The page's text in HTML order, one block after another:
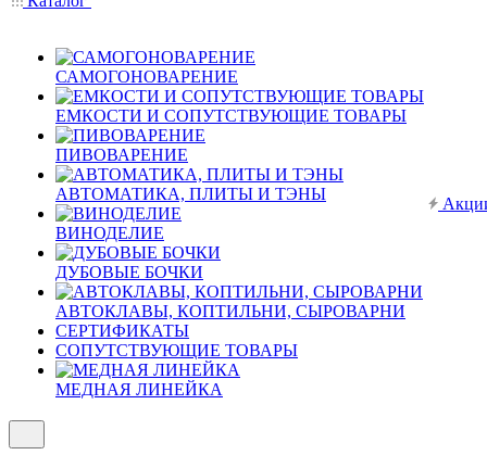
САМОГОНОВАРЕНИЕ
ЕМКОСТИ И СОПУТСТВУЮЩИЕ ТОВАРЫ
ПИВОВАРЕНИЕ
АВТОМАТИКА, ПЛИТЫ И ТЭНЫ
ВИНОДЕЛИЕ
ДУБОВЫЕ БОЧКИ
АВТОКЛАВЫ, КОПТИЛЬНИ, СЫРОВАРНИ
СЕРТИФИКАТЫ
СОПУТСТВУЮЩИЕ ТОВАРЫ
МЕДНАЯ ЛИНЕЙКА